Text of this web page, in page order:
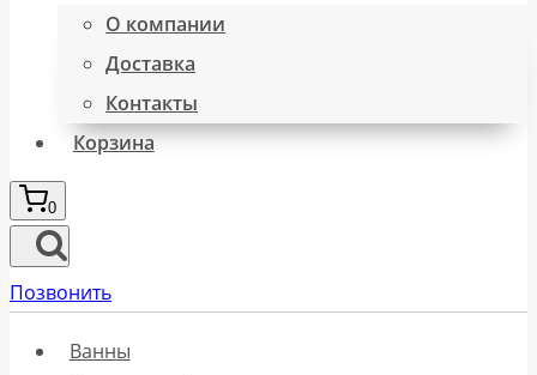
О компании
Доставка
Контакты
Корзина
0
Позвонить
Ванны